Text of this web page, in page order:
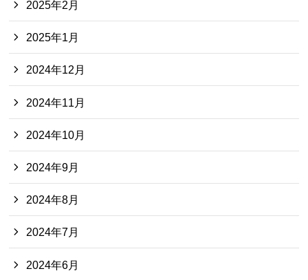
2025年2月
2025年1月
2024年12月
2024年11月
2024年10月
2024年9月
2024年8月
2024年7月
2024年6月